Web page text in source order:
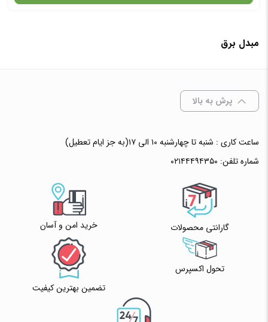
گارانتی
مبدل برق
پرش به بالا
ساعت کاری : شنبه تا چهارشنبه ۱۰ الی ۱۷(به جز ایام تعطیل)
شماره تلفن: ۰۲۱۴۴۴۹۴۳۵۰
گارانتی محصولات خرید امن و آسان
تحول اکسپرس
تضمین بهترین کیفیت